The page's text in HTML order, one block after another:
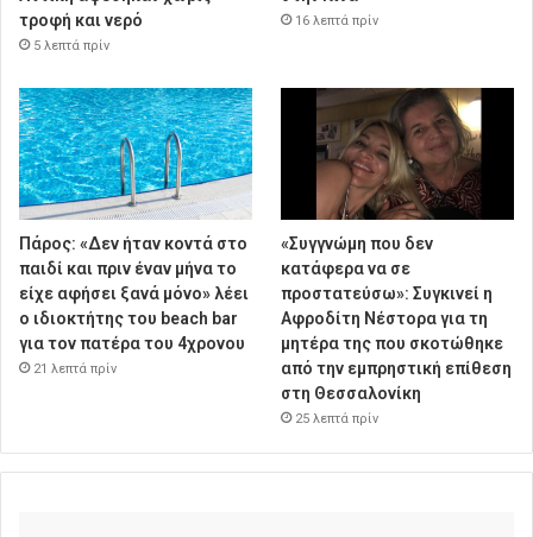
τροφή και νερό
5 λεπτά πρίν
16 λεπτά πρίν
Πάρος: «Δεν ήταν κοντά στο
παιδί και πριν έναν μήνα το
είχε αφήσει ξανά μόνο» λέει
ο ιδιοκτήτης του beach bar
για τον πατέρα του 4χρονου
21 λεπτά πρίν
«Συγγνώμη που δεν
κατάφερα να σε
προστατεύσω»: Συγκινεί η
Αφροδίτη Νέστορα για τη
μητέρα της που σκοτώθηκε
από την εμπρηστική επίθεση
στη Θεσσαλονίκη
25 λεπτά πρίν